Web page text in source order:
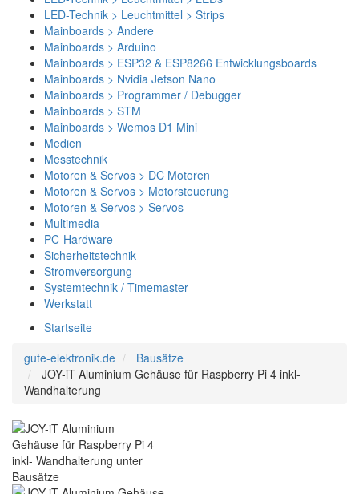
LED-Technik > Leuchtmittel > Strips
Mainboards > Andere
Mainboards > Arduino
Mainboards > ESP32 & ESP8266 Entwicklungsboards
Mainboards > Nvidia Jetson Nano
Mainboards > Programmer / Debugger
Mainboards > STM
Mainboards > Wemos D1 Mini
Medien
Messtechnik
Motoren & Servos > DC Motoren
Motoren & Servos > Motorsteuerung
Motoren & Servos > Servos
Multimedia
PC-Hardware
Sicherheitstechnik
Stromversorgung
Systemtechnik / Timemaster
Werkstatt
Startseite
gute-elektronik.de
Bausätze
JOY-iT Aluminium Gehäuse für Raspberry Pi 4 inkl-
Wandhalterung